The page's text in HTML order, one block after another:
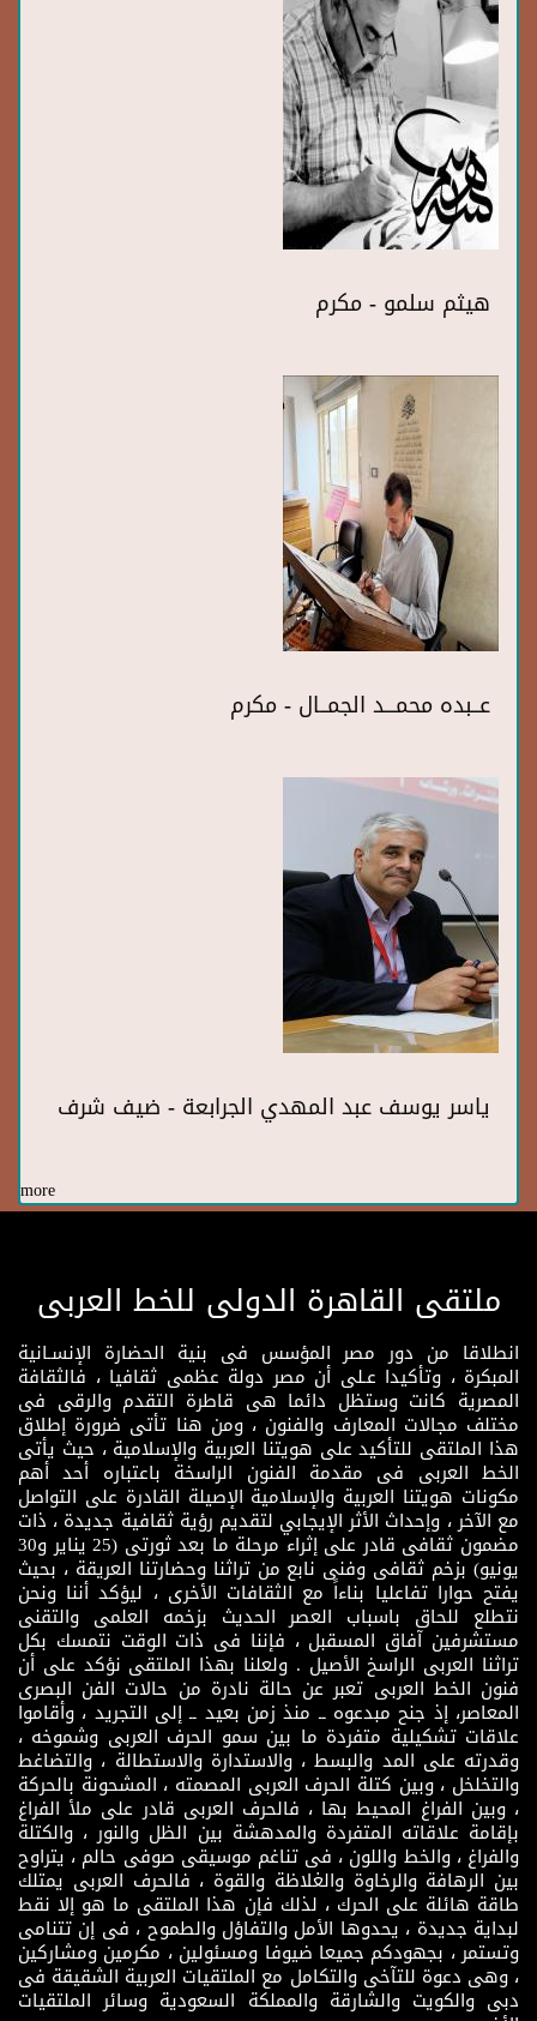
هيثم سلمو - مكرم
عــبده محمـــد الجمــال - مكرم
ياسر يوسف عبد المهدي الجرابعة - ضيف شرف
more
ملتقى القاهرة الدولى للخط العربى
انطلاقا من دور مصر المؤسس فى بنية الحضارة الإنسـانية
المبكرة ، وتأكيدا عـلى أن مصر دولة عظمى ثقافيا ، فالثقافة
المصرية كانت وستظل دائما هى قاطرة التقدم والرقى فى
مختلف مجالات المعارف والفنون ، ومن هنا تأتى ضرورة إطلاق
هذا الملتقى للتأكيد على هويتنا العربية والإسلامية ، حيث يأتى
الخط العربى فى مقدمة الفنون الراسخة باعتباره أحد أهم
مكونات هويتنا العربية والإسلامية الإصيلة القادرة على التواصل
مع الآخر ، وإحداث الأثر الإيجابي لتقديم رؤية ثقافية جديدة ، ذات
مضمون ثقافى قادر على إثراء مرحلة ما بعد ثورتى (25 يناير و30
يونيو) بزخم ثقافى وفنى نابع من تراثنا وحضارتنا العريقة ، بحيث
يفتح حوارا تفاعليا بناءاً مع الثقافات الأخرى ، ليؤكد أننا ونحن
نتطلع للحاق باسباب العصر الحديث بزخمه العلمى والتقنى
مستشرفين آفاق المسقبل ، فإننا فى ذات الوقت نتمسك بكل
تراثنا العربى الراسخ الأصيل . ولعلنا بهذا الملتقى نؤكد على أن
فنون الخط العربى تعبر عن حالة نادرة من حالات الفن البصرى
المعاصر، إذ جنح مبدعوه ــ منذ زمن بعيد ــ إلى التجريد ، وأقاموا
علاقات تشكيلية متفردة ما بين سمو الحرف العربى وشموخه ،
وقدرته على المد والبسط ، والاستدارة والاستطالة ، والتضاغط
والتخلخل ، وبين كتلة الحرف العربى المصمته ، المشحونة بالحركة
، وبين الفراغ المحيط بها ، فالحرف العربى قادر على ملأ الفراغ
بإقامة علاقاته المتفردة والمدهشة بين الظل والنور ، والكتلة
والفراغ ، والخط واللون ، فى تناغم موسيقى صوفى حالم ، يتراوح
بين الرهافة والرخاوة والغلاظة والقوة ، فالحرف العربى يمتلك
طاقة هائلة على الحرك ، لذلك فإن هذا الملتقى ما هو إلا نقط
لبداية جديدة ، يحدوها الأمل والتفاؤل والطموح ، فى إن تتنامى
وتستمر ، بجهودكم جميعا ضيوفا ومسئولين ، مكرمين ومشاركين
، وهى دعوة للتآخى والتكامل مع الملتقيات العربية الشقيقة فى
دبى والكويت والشارقة والمملكة السعودية وسائر الملتقيات